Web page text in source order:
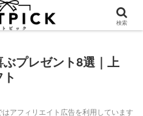
プレゼント8選｜上
アフィリエイト広告を利用しています
検索